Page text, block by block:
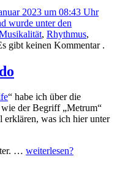
2023 um 08:43 Uhr
wurde unter den
, Rhythmus,
gibt keinen Kommentar .
“ habe ich über die
der Begriff „Metrum“
erklären, was ich hier unter
… weiterlesen?